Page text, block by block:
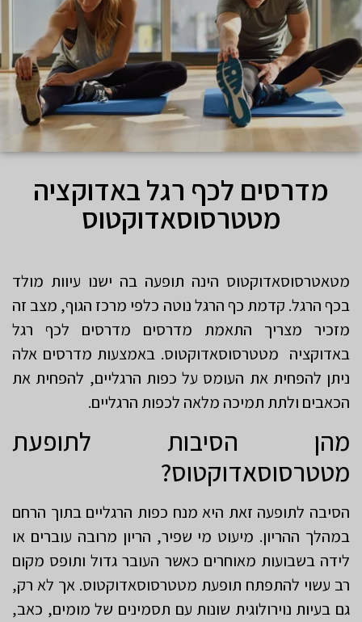
מדרסים לכף רגל באדוקציה
מטטרסוסאדוקטוס
מטאטרסוסאדוקטוס הינה תופעה בה ישנו עיוות מולד
בכף הרגל. קדמת כף הרגל נוטה כלפי מרכז הגוף, מצב זה
מזכיר מצריך התאמת מדרסים מדרסים לכף רגל
באדוקציה מטטרסוסאדוקטוס. באמצעות מדרסים אלה
ניתן להפחית את העומס על כפות הרגליים, להפחית את
הכאבים ולתת תמיכה מלאה לכפות הרגליים.
מהן הסיבות לתופעת
מטטרסוסאדוקטוס?
הסיבה לתופעה זאת היא מנח כפות הרגליים בתוך הרחם
במהלך ההריון. מיעוט מי שפיר, הריון מרובה עוברים או
לידה בשבועות מאוחרים כאשר העובר גדול ותופס מקום
רב עשוי להתפתח תופעת מטטרסוסאדוקטוס. אך לא רק,
גם בעיות נוירולוגית שונות עם תסמינים של מומים, כאב,